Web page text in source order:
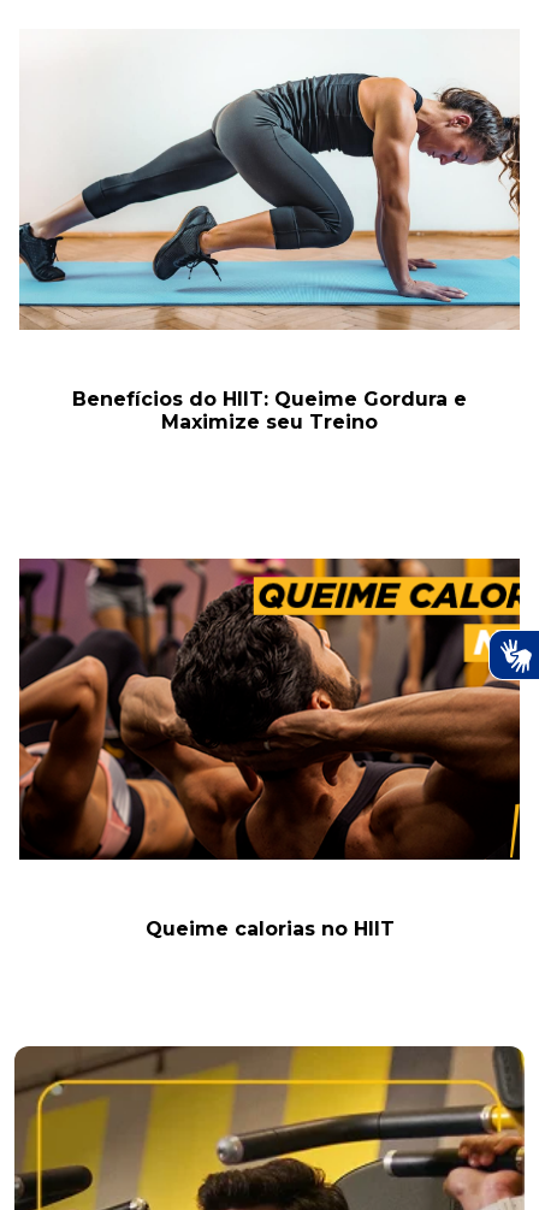
Benefícios do HIIT: Queime Gordura e
Maximize seu Treino
Queime calorias no HIIT